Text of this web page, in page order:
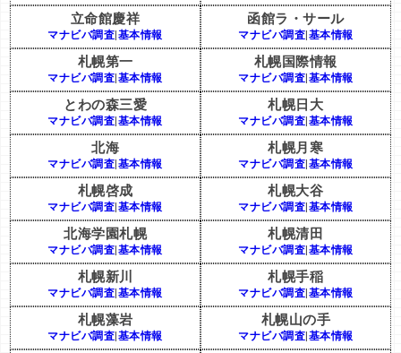
立命館慶祥
マナビバ調査 基本情報
函館ラ・サール
マナビバ調査 基本情報
札幌第一
マナビバ調査 基本情報
札幌国際情報
マナビバ調査 基本情報
とわの森三愛
マナビバ調査 基本情報
札幌日大
マナビバ調査 基本情報
北海
マナビバ調査 基本情報
札幌月寒
マナビバ調査 基本情報
札幌啓成
マナビバ調査 基本情報
札幌大谷
マナビバ調査 基本情報
北海学園札幌
マナビバ調査 基本情報
札幌清田
マナビバ調査 基本情報
札幌新川
マナビバ調査 基本情報
札幌手稲
マナビバ調査 基本情報
札幌藻岩
マナビバ調査 基本情報
札幌山の手
マナビバ調査 基本情報